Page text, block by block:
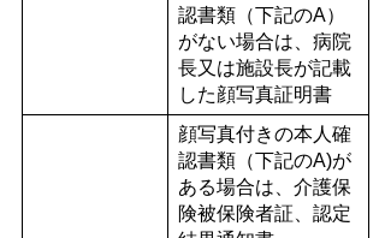
認書類（下記のA）
がない場合は、病院
長又は施設長が記載
した顔写真証明書
顔写真付きの本人確
認書類（下記のA)が
ある場合は、介護保
険被保険者証、認定